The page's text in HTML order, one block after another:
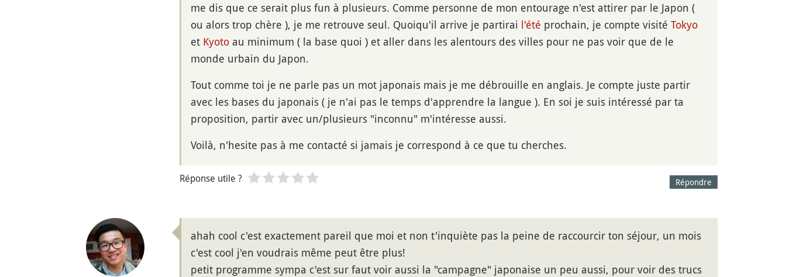
me dis que ce serait plus fun à plusieurs. Comme personne de mon entourage n'est attirer par le Japon (
ou alors trop chère ), je me retrouve seul. Quoiqu'il arrive je partirai l'été prochain, je compte visité Tokyo
et Kyoto au minimum ( la base quoi ) et aller dans les alentours des villes pour ne pas voir que de le
monde urbain du Japon.
Tout comme toi je ne parle pas un mot japonais mais je me débrouille en anglais. Je compte juste partir
avec les bases du japonais ( je n'ai pas le temps d'apprendre la langue ). En soi je suis intéressé par ta
proposition, partir avec un/plusieurs "inconnu" m'intéresse aussi.
Voilà, n'hesite pas à me contacté si jamais je correspond à ce que tu cherches.
Répondre
Réponse utile ?
ahah cool c'est exactement pareil que moi et non t'inquiète pas la peine de raccourcir ton séjour, un mois
c'est cool j'en voudrais même peut être plus!
petit programme sympa c'est sur faut voir aussi la "campagne" japonaise un peu aussi, pour voir des trucs